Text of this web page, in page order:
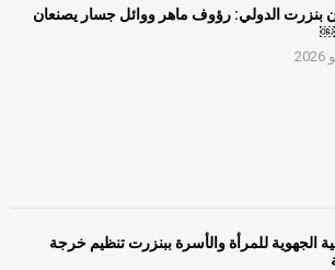
بنزرت الدولي: رؤوف ماهر ووائل جسار يصنعان
الجهوية للمرأة والأسرة ببنزرت تنظيم خرجة